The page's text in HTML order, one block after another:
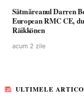
Sătmăreanul Darren
European RMC CE,
Räikkönen
acum 2 zile
ULTIMELE